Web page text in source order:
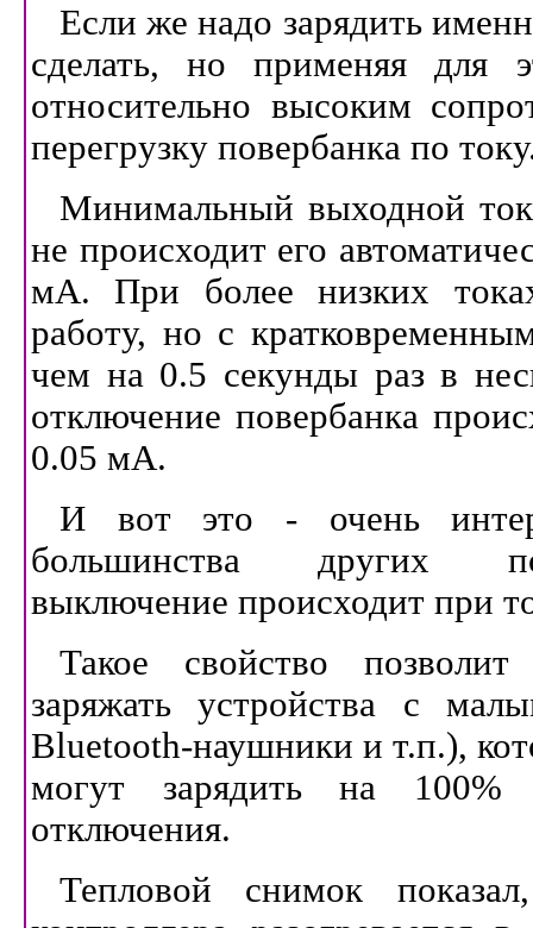
Если же надо зарядить
сделать, но применяя для
относительно высоким
перегрузку повербанка по
Минимальный выходной
не происходит его
мА. При более низких
работу, но с
чем на 0.5 секунды раз в
отключение повербанка
0.05 мА.
И вот это - очень
большинства других
выключение происходит при
Такое свойство
заряжать устройства с
Bluetooth-наушники и т.п.),
могут зарядить на 100%
отключения.
Тепловой снимок